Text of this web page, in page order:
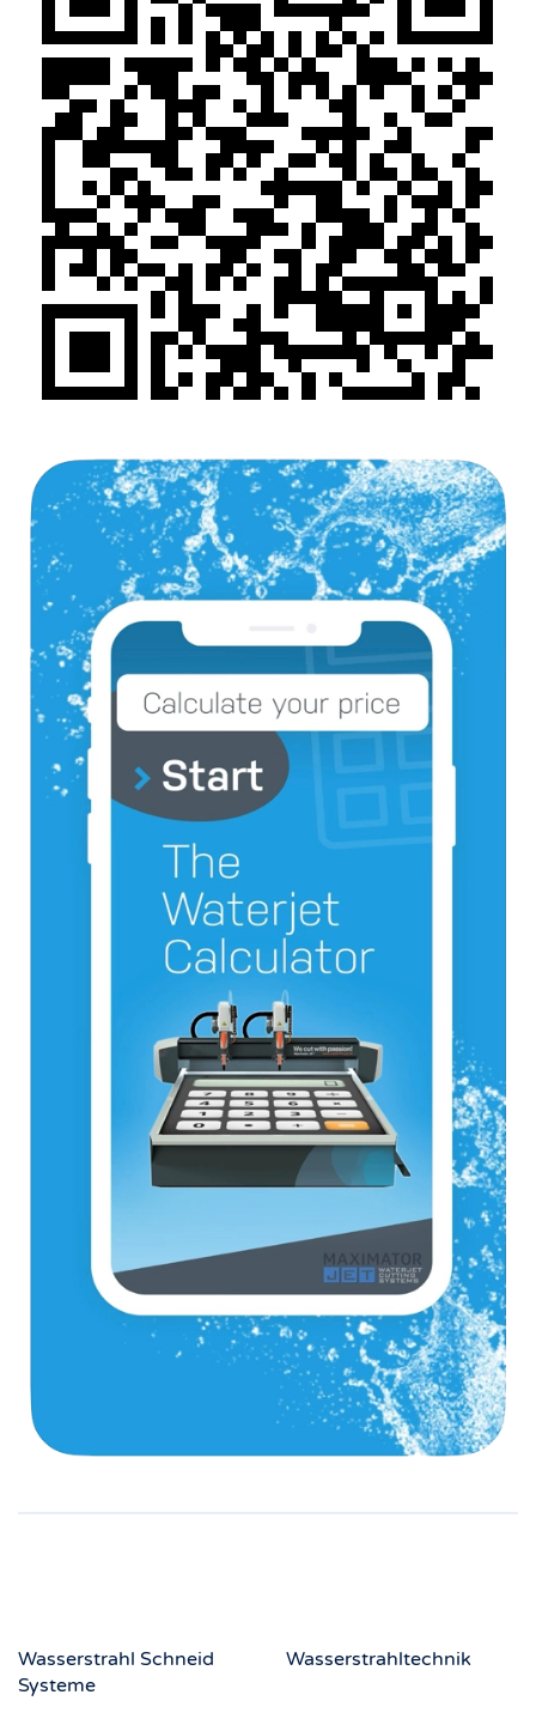
Wasserstrahl Schneid
Systeme
Wasserstrahltechnik